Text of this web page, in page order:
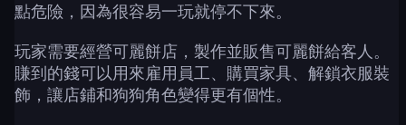
點危險，因為很容易一玩就停不下來。
玩家需要經營可麗餅店，製作並販售可麗餅給客人。
賺到的錢可以用來雇用員工、購買家具、解鎖衣服裝
飾，讓店鋪和狗狗角色變得更有個性。